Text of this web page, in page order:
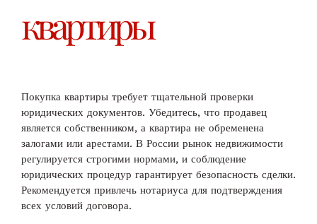
квартиры
Покупка квартиры требует тщательной проверки
юридических документов. Убедитесь, что продавец
является собственником, а квартира не обременена
залогами или арестами. В России рынок недвижимости
регулируется строгими нормами, и соблюдение
юридических процедур гарантирует безопасность сделки.
Рекомендуется привлечь нотариуса для подтверждения
всех условий договора.